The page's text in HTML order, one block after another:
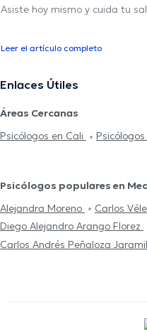
Asiste hoy mismo y cuida tu
Leer el artículo completo
Enlaces Útiles
Áreas Cercanas
Psicólogos en Cali
Psicólogos populares en
Alejandra Moreno
Carlos
Diego Alejandro Arango Florez
Carlos Andrés Peñaloza